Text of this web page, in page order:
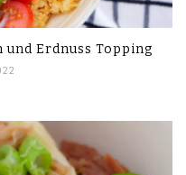
und Erdnuss Topping